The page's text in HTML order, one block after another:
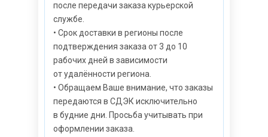
после передачи заказа курьерской
службе.
• Срок доставки в регионы после
подтверждения заказа от 3 до 10
рабочих дней в зависимости
от удалённости региона.
• Обращаем Ваше внимание, что заказы
передаются в СДЭК исключительно
в будние дни. Просьба учитывать при
оформлении заказа.